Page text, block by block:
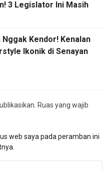
3 Legislator Ini Masih
Kendor! Kenalan
Ikonik di Senayan
Ruas yang wajib
web saya pada peramban ini